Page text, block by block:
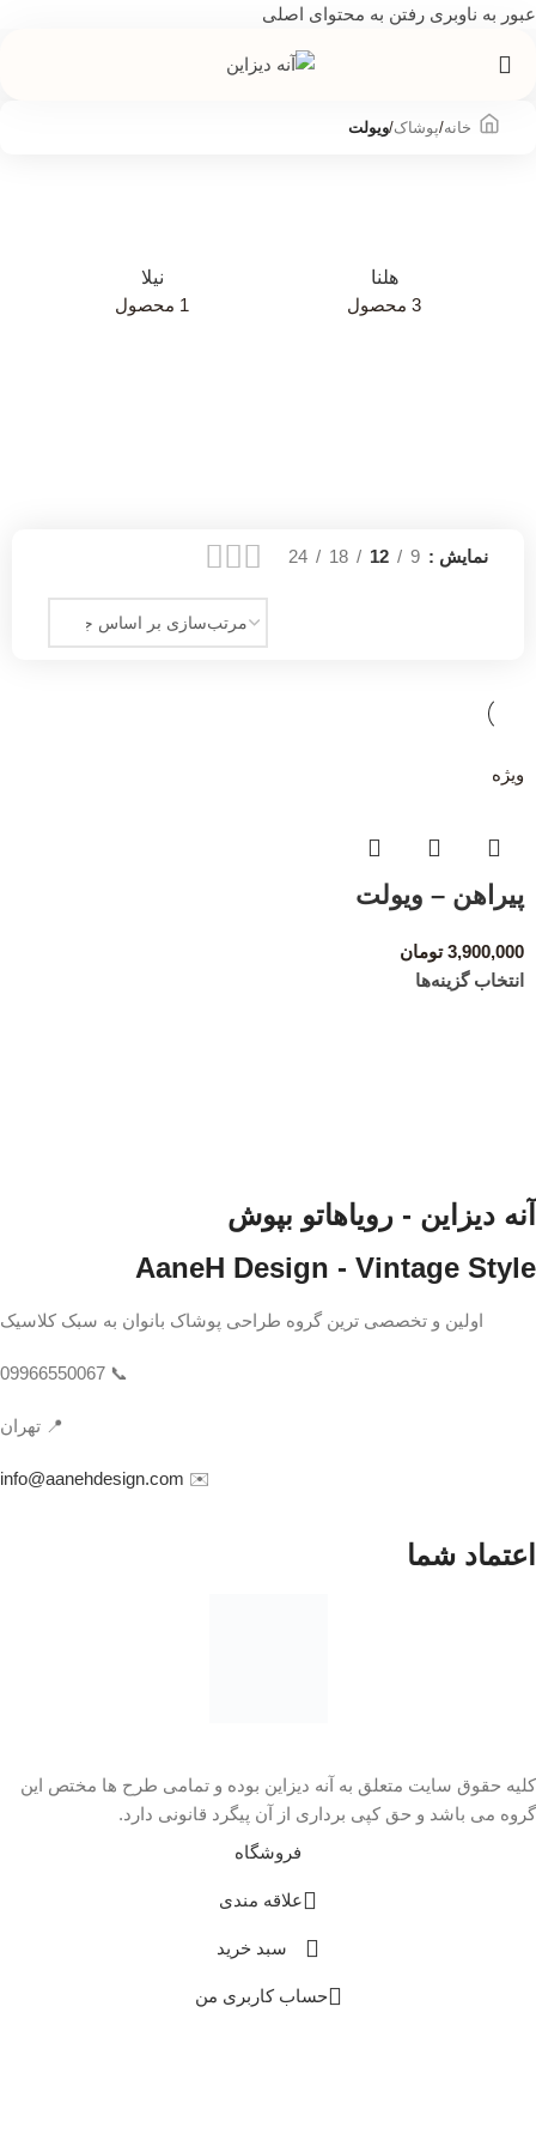
عبور به ناوبری رفتن به محتوای اصلی
خانه/پوشاک/ویولت
هلنا
3 محصول
نیلا
1 محصول
نمایش 9
12
18
24
ویژه
پیراهن – ویولت
3,900,000 تومان
انتخاب گزینه‌ها
آنه دیزاین - رویاهاتو بپوش
AaneH Design - Vintage Style
اولین و تخصصی ترین گروه طراحی پوشاک بانوان به سبک کلاسیک
📞 09966550067
📍 تهران
✉️
info@aanehdesign.com
اعتماد شما
کلیه حقوق سایت متعلق به آنه دیزاین بوده و تمامی طرح ها مختص این
گروه می باشد و حق کپی برداری از آن پیگرد قانونی دارد.
فروشگاه
علاقه مندی
سبد خرید
حساب کاربری من